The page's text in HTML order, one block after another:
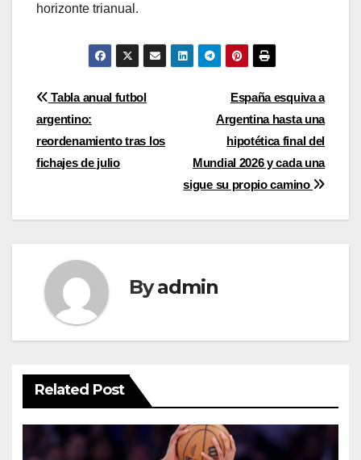
horizonte trianual.
Post
navigation
España esquiva a
Argentina hasta una
hipotética final del
Mundial 2026 y cada una
sigue su propio camino
Tabla anual futbol
argentino:
reordenamiento tras los
fichajes de julio
Byadmin
Related Post